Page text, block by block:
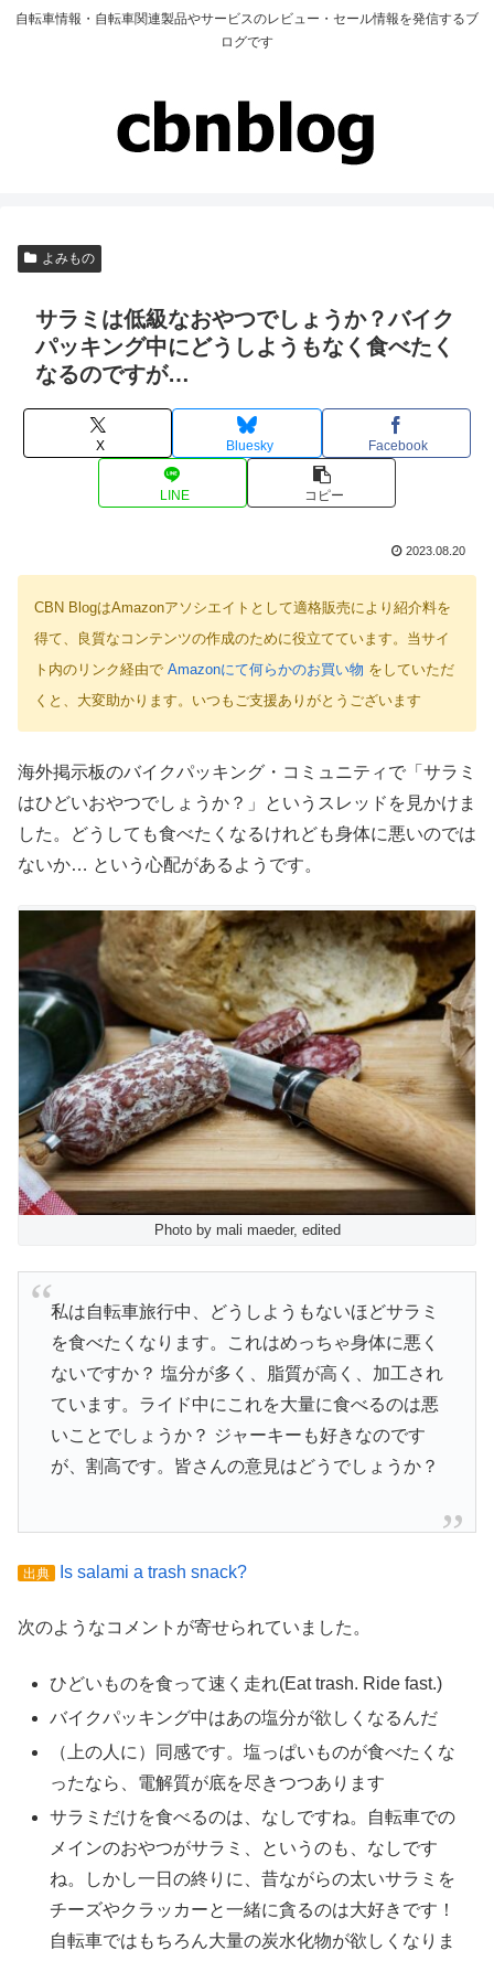
自転車情報・自転車関連製品やサービスのレビュー・セール情報を発信するブ
ログです
よみもの
サラミは低級なおやつでしょうか？バイク
パッキング中にどうしようもなく食べたく
なるのですが…
X Bluesky Facebook
LINE コピー
2023.08.20
CBN BlogはAmazonアソシエイトとして適格販売により紹介料を
得て、良質なコンテンツの作成のために役立てています。当サイ
ト内のリンク経由で Amazonにて何らかのお買い物 をしていただ
くと、大変助かります。いつもご支援ありがとうございます
海外掲示板のバイクパッキング・コミュニティで「サラミ
はひどいおやつでしょうか？」というスレッドを見かけま
した。どうしても食べたくなるけれども身体に悪いのでは
ないか… という心配があるようです。
Photo by mali maeder, edited
私は自転車旅行中、どうしようもないほどサラミ
を食べたくなります。これはめっちゃ身体に悪く
ないですか？ 塩分が多く、脂質が高く、加工され
ています。ライド中にこれを大量に食べるのは悪
いことでしょうか？ ジャーキーも好きなのです
が、割高です。皆さんの意見はどうでしょうか？
出典 Is salami a trash snack?
次のようなコメントが寄せられていました。
ひどいものを食って速く走れ(Eat trash. Ride fast.)
バイクパッキング中はあの塩分が欲しくなるんだ
（上の人に）同感です。塩っぱいものが食べたくな
ったなら、電解質が底を尽きつつあります
サラミだけを食べるのは、なしですね。自転車での
メインのおやつがサラミ、というのも、なしです
ね。しかし一日の終りに、昔ながらの太いサラミを
チーズやクラッカーと一緒に貪るのは大好きです！
自転車ではもちろん大量の炭水化物が欲しくなりま